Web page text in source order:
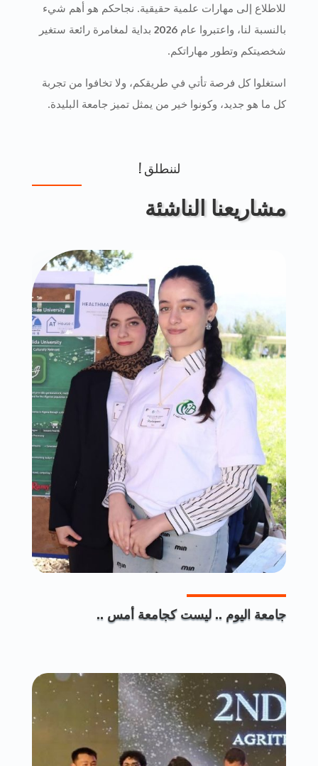
للاطلاع إلى مهارات علمية حقيقية. نجاحكم هو أهم شيء
بالنسبة لنا، واعتبروا عام 2026بداية لمغامرة رائعة ستغير
شخصيتكم وتطور مهاراتكم.
استغلوا كل فرصة تأتي في طريقكم، ولا تخافوا من تجربة
كل ما هو جديد، وكونوا خير من يمثل تميز جامعة البليدة.
لننطلق !
مشاريعنا الناشئة
جامعة اليوم .. ليست كجامعة أمس ..